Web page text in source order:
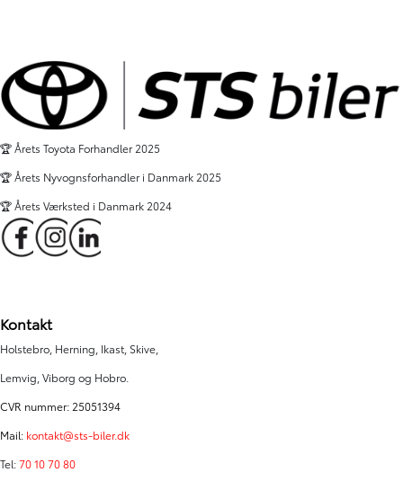
🏆 Årets Toyota Forhandler 2025
🏆 Årets Nyvognsforhandler i Danmark 2025
🏆 Årets Værksted i Danmark 2024
Kontakt
Holstebro, Herning, Ikast, Skive,
Lemvig, Viborg og Hobro.
CVR nummer: 25051394
Mail: kontakt@sts-biler.dk
Tel:70 10 70 80